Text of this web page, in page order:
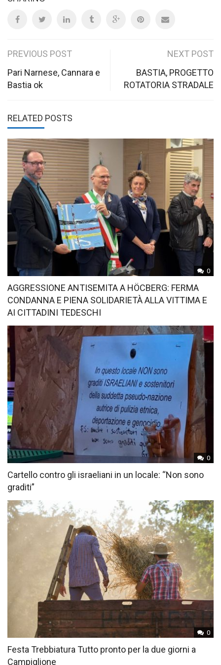
Post
navigation
PREVIOUS POST
Pari Narnese, Cannara e
Bastia ok
NEXT POST
BASTIA, PROGETTO
ROTATORIA STRADALE
RELATED POSTS
0
AGGRESSIONE ANTISEMITA A HÖCBERG: FERMA
CONDANNA E PIENA SOLIDARIETÀ ALLA VITTIMA E
AI CITTADINI TEDESCHI
0
Cartello contro gli israeliani in un locale: “Non sono
graditi”
0
Festa Trebbiatura Tutto pronto per la due giorni a
Campiglione